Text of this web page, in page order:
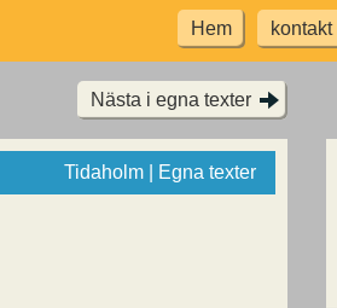
Hem kontakt
Nästa i egna texter
Tidaholm | Egna texter